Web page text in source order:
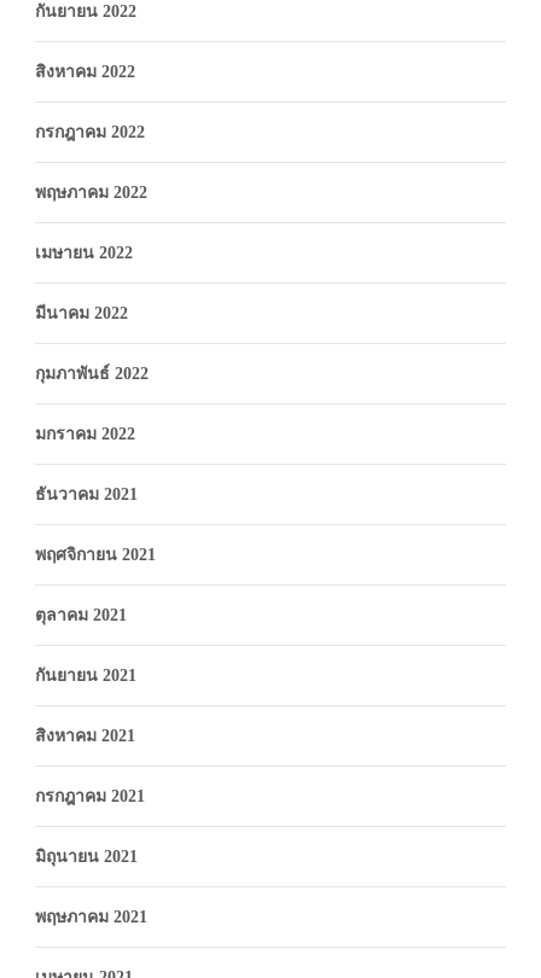
กันยายน 2022
สิงหาคม 2022
กรกฎาคม 2022
พฤษภาคม 2022
เมษายน 2022
มีนาคม 2022
กุมภาพันธ์ 2022
มกราคม 2022
ธันวาคม 2021
พฤศจิกายน 2021
ตุลาคม 2021
กันยายน 2021
สิงหาคม 2021
กรกฎาคม 2021
มิถุนายน 2021
พฤษภาคม 2021